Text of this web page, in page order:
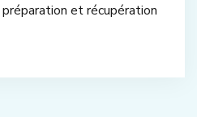
et récupération